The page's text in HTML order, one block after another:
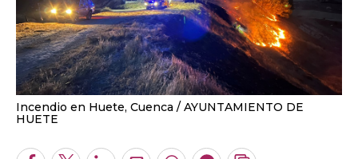
Incendio en Huete, Cuenca
AYUNTAMIENTO DE
HUETE